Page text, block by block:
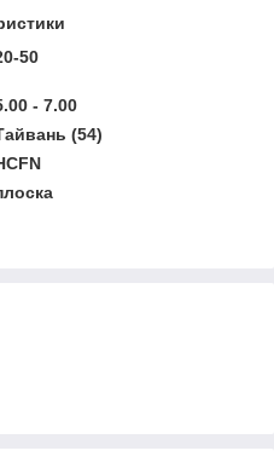
50
- 7.00
(54)